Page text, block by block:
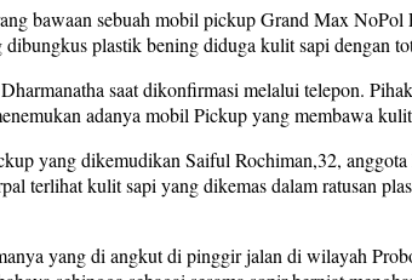
bawaan sebuah mobil pickup Grand Max
plastik bening diduga kulit sapi dengan
saat dikonfirmasi melalui telepon.
adanya mobil Pickup yang membawa
yang dikemudikan Saiful Rochiman,32,
terlihat kulit sapi yang dikemas dalam ratusan
yang di angkut di pinggir jalan di wilayah